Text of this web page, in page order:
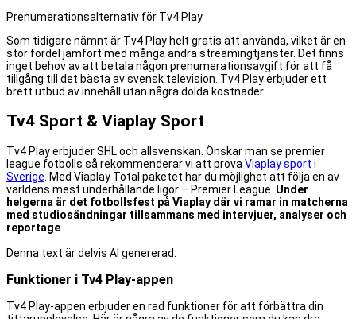
Prenumerationsalternativ för Tv4 Play
Som tidigare nämnt är Tv4 Play helt gratis att använda, vilket är en
stor fördel jämfört med många andra streamingtjänster. Det finns
inget behov av att betala någon prenumerationsavgift för att få
tillgång till det bästa av svensk television. Tv4 Play erbjuder ett
brett utbud av innehåll utan några dolda kostnader.
Tv4 Sport & Viaplay Sport
Tv4 Play erbjuder SHL och allsvenskan. Önskar man se premier
league fotbolls så rekommenderar vi att prova Viaplay sport i
Sverige . Med Viaplay Total paketet har du möjlighet att följa en av
världens mest underhållande ligor – Premier League. Under
helgerna är det fotbollsfest på Viaplay där vi ramar in matcherna
med studiosändningar tillsammans med intervjuer, analyser och
reportage
Denna text är delvis AI genererad:
Funktioner i Tv4 Play-appen
Tv4 Play-appen erbjuder en rad funktioner för att förbättra din